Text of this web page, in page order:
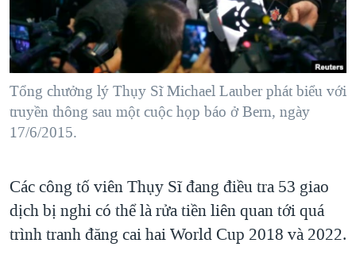
"Tìm"NGƯỜI VIỆT HẢI NGOẠI
ĐỜI SỐNG
KINH TẾ
KHOA HỌC
SỨC KHOẺ
THỂ THAO
GIÁO DỤC
HÀNH TRÌNH BẦU CỬ 2024
MỘT NĂM CHIẾN TRANH TẠI DẢI GAZA
GIẢI MÃ VÀNH ĐAI & CON ĐƯỜNG
NGÀY TỊ NẠN THẾ GIỚI
CHI PHÍ CHIẾN TRANH AFGHANISTAN
CÁC GIÁ TRỊ CỘNG HÒA Ở VIỆT NAM
VIDEO
NGHE
MẠNG XÃ HỘI
Tổng chưởng lý Thụy Sĩ Michael Lauber phát biểu với
truyền thông sau một cuộc họp báo ở Bern, ngày
17/6/2015.
Các công tố viên Thụy Sĩ đang điều tra 53 giao
dịch bị nghi có thể là rửa tiền liên quan tới quá
trình tranh đăng cai hai World Cup 2018 và 2022.